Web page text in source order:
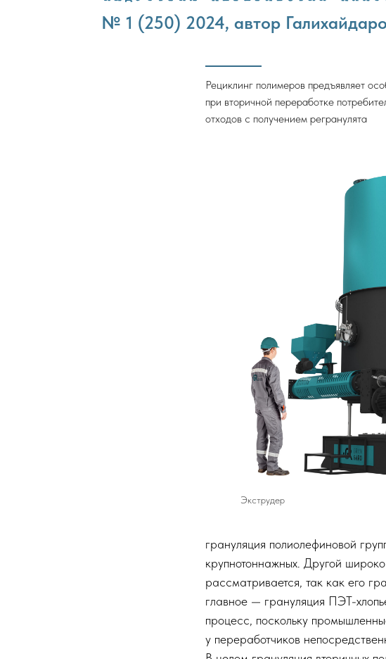
№ 1 (250) 2024, автор
Рециклинг полимеров предъявляет
при вторичной переработке
отходов с получением регранулята
Экструдер
грануляция полиолефиновой
крупнотоннажных. Другой
рассматривается, так как его
главное — грануляция ПЭТ-
процесс, поскольку
у переработчиков